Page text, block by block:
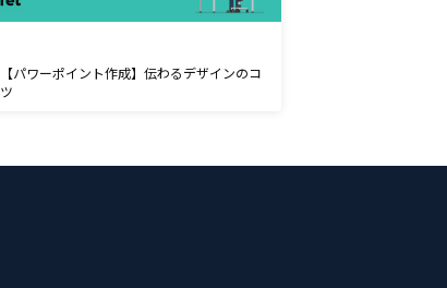
【パワーポイント作成】伝わるデザインのコ
ツ